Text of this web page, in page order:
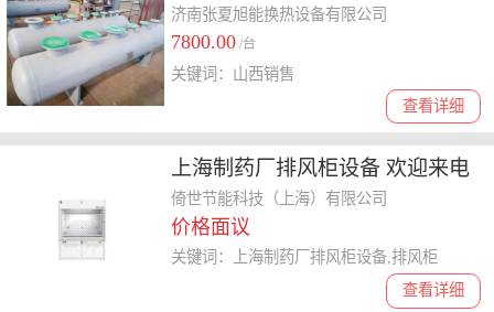
龙源设备
济南张夏旭能换热设备有限公司
7800.00 /台
查看详细
关键词：山西销售
上海制药厂排风柜设备 欢迎来电
倚世节能科技供应
倚世节能科技（上海）有限公司
价格面议
查看详细
关键词：上海制药厂排风柜设备,排风柜